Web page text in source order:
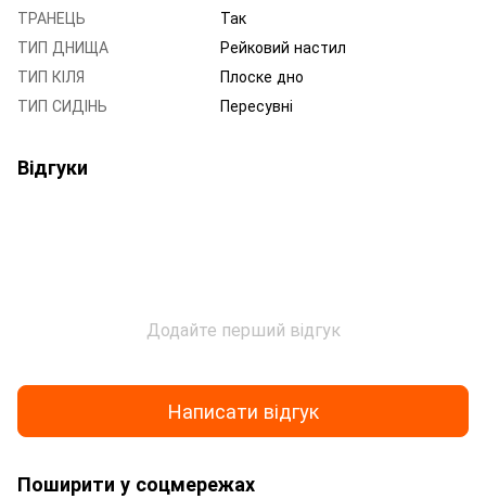
ТРАНЕЦЬ
Так
ТИП ДНИЩА
Рейковий настил
ТИП КІЛЯ
Плоске дно
ТИП СИДІНЬ
Пересувні
Відгуки
Додайте перший відгук
Написати відгук
Поширити у соцмережах